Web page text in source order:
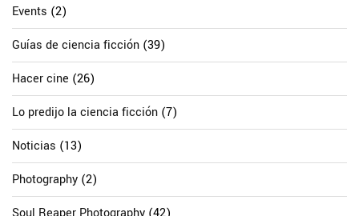
Events (2)
Guías de ciencia ficción (39)
Hacer cine (26)
Lo predijo la ciencia ficción (7)
Noticias (13)
Photography (2)